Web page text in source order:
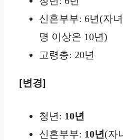
신혼부부: 6년(자녀
명 이상은 10년)
고령층: 20년
[변경]
청년: 10년
신혼부부: 10년(자